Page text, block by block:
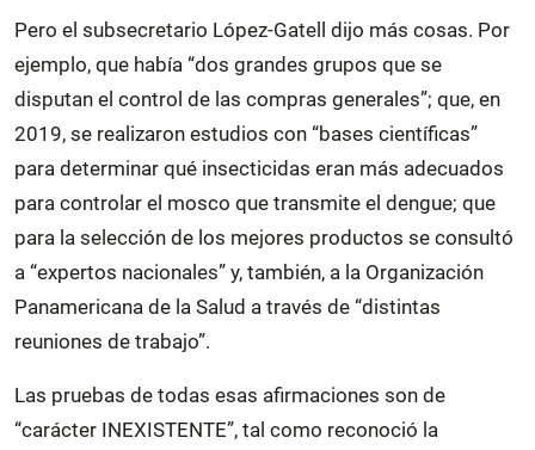
Pero el subsecretario López-Gatell dijo más cosas. Por
ejemplo, que había “dos grandes grupos que se
disputan el control de las compras generales”; que, en
2019, se realizaron estudios con “bases científicas”
para determinar qué insecticidas eran más adecuados
para controlar el mosco que transmite el dengue; que
para la selección de los mejores productos se consultó
a “expertos nacionales” y, también, a la Organización
Panamericana de la Salud a través de “distintas
reuniones de trabajo”.
Las pruebas de todas esas afirmaciones son de
“carácter INEXISTENTE”, tal como reconoció la